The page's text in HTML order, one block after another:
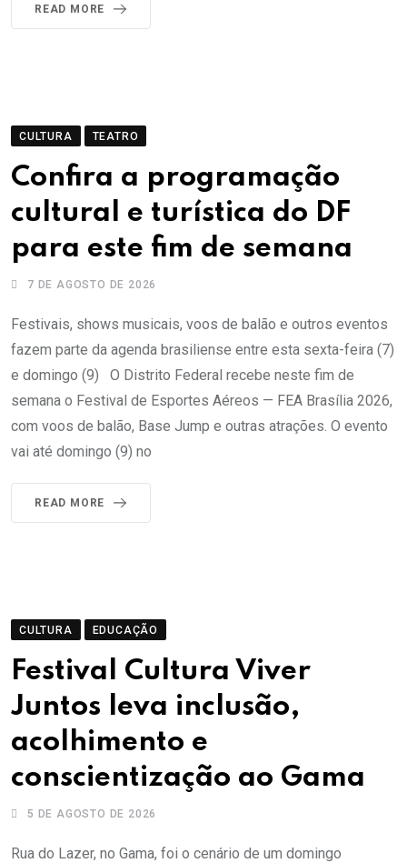
READ MORE
CULTURA TEATRO
Confira a programação
cultural e turística do DF
para este fim de semana
7 DE AGOSTO DE 2026
Festivais, shows musicais, voos de balão e outros eventos
fazem parte da agenda brasiliense entre esta sexta-feira (7)
e domingo (9) O Distrito Federal recebe neste fim de
semana o Festival de Esportes Aéreos — FEA Brasília 2026,
com voos de balão, Base Jump e outras atrações. O evento
vai até domingo (9) no
READ MORE
CULTURA EDUCAÇÃO
Festival Cultura Viver
Juntos leva inclusão,
acolhimento e
conscientização ao Gama
5 DE AGOSTO DE 2026
Rua do Lazer, no Gama, foi o cenário de um domingo